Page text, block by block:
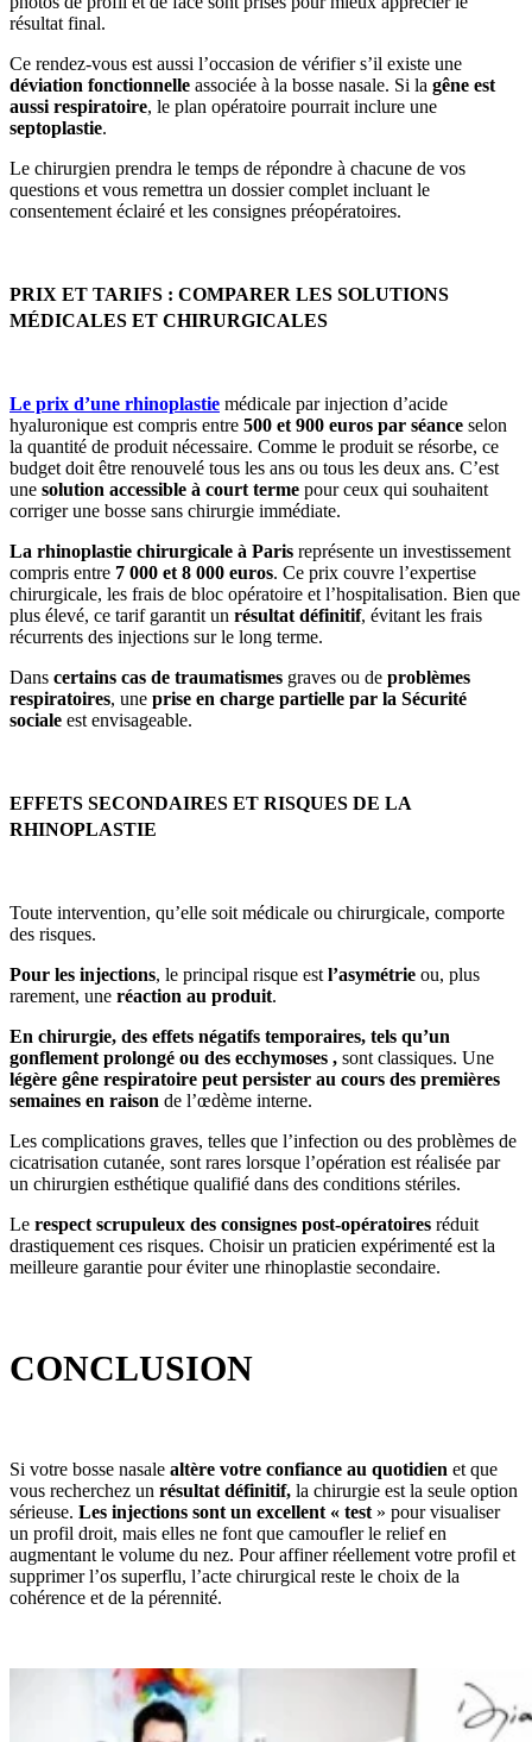
résultat final.
Ce rendez-vous est aussi l’occasion de vérifier s’il existe une
déviation fonctionnelle associée à la bosse nasale. Si la gêne est
aussi respiratoire, le plan opératoire pourrait inclure une
septoplastie.
Le chirurgien prendra le temps de répondre à chacune de vos
questions et vous remettra un dossier complet incluant le
consentement éclairé et les consignes préopératoires.
PRIX ET TARIFS : COMPARER LES SOLUTIONS
MÉDICALES ET CHIRURGICALES
Le prix d’une rhinoplastie médicale par injection d’acide
hyaluronique est compris entre 500 et 900 euros par séance selon
la quantité de produit nécessaire. Comme le produit se résorbe, ce
budget doit être renouvelé tous les ans ou tous les deux ans. C’est
une solution accessible à court terme pour ceux qui souhaitent
corriger une bosse sans chirurgie immédiate.
La rhinoplastie chirurgicale à Paris représente un investissement
compris entre 7 000 et 8 000 euros. Ce prix couvre l’expertise
chirurgicale, les frais de bloc opératoire et l’hospitalisation. Bien que
plus élevé, ce tarif garantit un résultat définitif, évitant les frais
récurrents des injections sur le long terme.
Dans certains cas de traumatismes graves ou de problèmes
respiratoires, une prise en charge partielle par la Sécurité
sociale est envisageable.
EFFETS SECONDAIRES ET RISQUES DE LA
RHINOPLASTIE
Toute intervention, qu’elle soit médicale ou chirurgicale, comporte
des risques.
Pour les injections, le principal risque est l’asymétrie ou, plus
rarement, une réaction au produit.
En chirurgie, des effets négatifs temporaires, tels qu’un
gonflement prolongé ou des ecchymoses , sont classiques. Une
légère gêne respiratoire peut persister au cours des premières
semaines en raison de l’œdème interne.
Les complications graves, telles que l’infection ou des problèmes de
cicatrisation cutanée, sont rares lorsque l’opération est réalisée par
un chirurgien esthétique qualifié dans des conditions stériles.
Le respect scrupuleux des consignes post-opératoires réduit
drastiquement ces risques. Choisir un praticien expérimenté est la
meilleure garantie pour éviter une rhinoplastie secondaire.
CONCLUSION
Si votre bosse nasale altère votre confiance au quotidien et que
vous recherchez un résultat définitif, la chirurgie est la seule option
sérieuse. Les injections sont un excellent « test » pour visualiser
un profil droit, mais elles ne font que camoufler le relief en
augmentant le volume du nez. Pour affiner réellement votre profil et
supprimer l’os superflu, l’acte chirurgical reste le choix de la
cohérence et de la pérennité.